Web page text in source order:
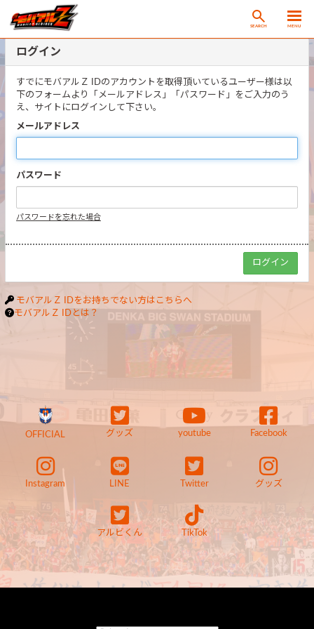
SEARCH MENU
ログイン
すでにモバアルＺ IDのアカウントを取得頂いているユーザー様は以
下のフォームより「メールアドレス」「パスワード」をご入力のう
え、サイトにログインして下さい。
メールアドレス
パスワード
パスワードを忘れた場合
モバアルＺ IDをお持ちでない方はこちらへ
モバアルＺ IDとは？
OFFICIAL グッズ youtube Facebook
Instagram LINE Twitter グッズ
アルビくん TikTok